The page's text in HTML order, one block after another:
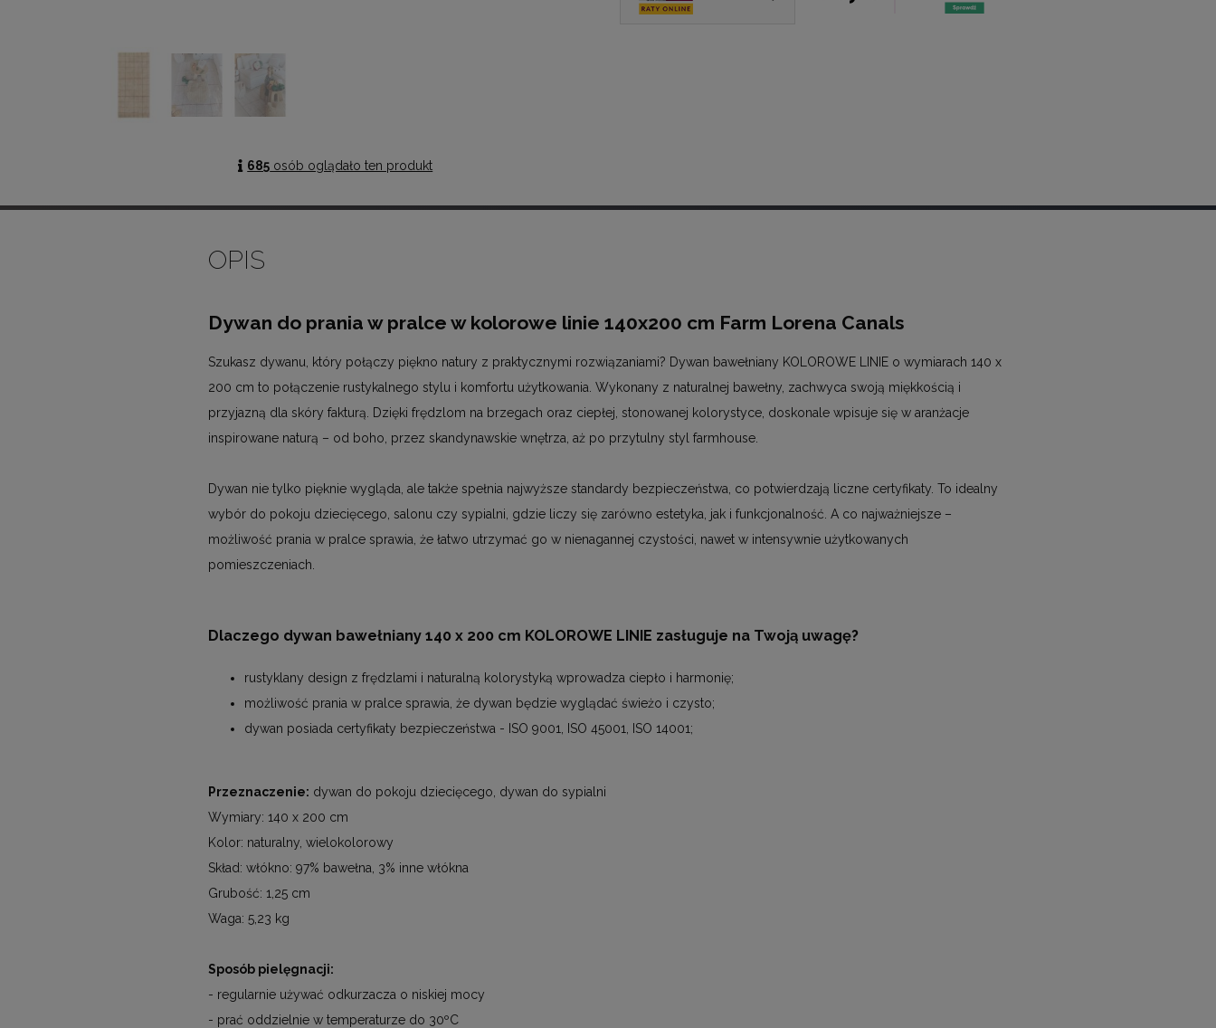
685 osób oglądało ten produkt
OPIS
Dywan do prania w pralce w kolorowe linie 140x200 cm Farm Lorena Canals
Szukasz dywanu, który połączy piękno natury z praktycznymi rozwiązaniami? Dywan bawełniany KOLOROWE LINIE o wymiarach 140 x
200 cm to połączenie rustykalnego stylu i komfortu użytkowania. Wykonany z naturalnej bawełny, zachwyca swoją miękkością i
przyjazną dla skóry fakturą. Dzięki frędzlom na brzegach oraz ciepłej, stonowanej kolorystyce, doskonale wpisuje się w aranżacje
inspirowane naturą – od boho, przez skandynawskie wnętrza, aż po przytulny styl farmhouse.
Dywan nie tylko pięknie wygląda, ale także spełnia najwyższe standardy bezpieczeństwa, co potwierdzają liczne certyfikaty. To idealny
wybór do pokoju dziecięcego, salonu czy sypialni, gdzie liczy się zarówno estetyka, jak i funkcjonalność. A co najważniejsze –
możliwość prania w pralce sprawia, że łatwo utrzymać go w nienagannej czystości, nawet w intensywnie użytkowanych
pomieszczeniach.
Dlaczego dywan bawełniany 140 x 200 cm KOLOROWE LINIE zasługuje na Twoją uwagę?
rustyklany design z frędzlami i naturalną kolorystyką wprowadza ciepło i harmonię;
możliwość prania w pralce sprawia, że dywan będzie wyglądać świeżo i czysto;
dywan posiada certyfikaty bezpieczeństwa - ISO 9001, ISO 45001, ISO 14001;
Przeznaczenie: dywan do pokoju dziecięcego, dywan do sypialni
Wymiary: 140 x 200 cm
Kolor: naturalny, wielokolorowy
Skład: włókno: 97% bawełna, 3% inne włókna
Grubość: 1,25 cm
Waga: 5,23 kg
Sposób pielęgnacji:
- regularnie używać odkurzacza o niskiej mocy
- prać oddzielnie w temperaturze do 30ºC